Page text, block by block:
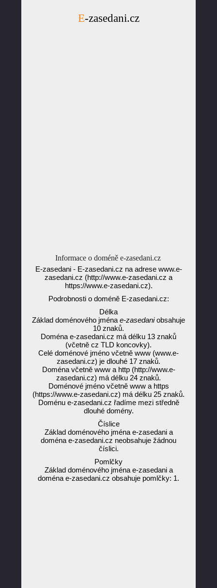
E-zasedani.cz
Informace o doméně e-zasedani.cz
E-zasedani - E-zasedani.cz na adrese www.e-
zasedani.cz (http://www.e-zasedani.cz a
https://www.e-zasedani.cz).
Podrobnosti o doméně E-zasedani.cz:
Délka
Základ doménového jména e-zasedaniobsahuje
10 znaků.
Doména e-zasedani.cz má délku 13 znaků
(včetně cz TLD koncovky).
Celé doménové jméno včetně www (www.e-
zasedani.cz) je dlouhé 17 znaků.
Doména včetně www a http (http://www.e-
zasedani.cz) má délku 24 znaků.
Doménové jméno včetně www a https
(https://www.e-zasedani.cz) má délku 25 znaků.
Doménu e-zasedani.cz řadíme mezi středně
dlouhé domény.
Číslice
Základ doménového jména e-zasedani a
doména e-zasedani.cz neobsahuje žádnou
číslici.
Pomlčky
Základ doménového jména e-zasedani a
doména e-zasedani.cz obsahuje pomlčky: 1.